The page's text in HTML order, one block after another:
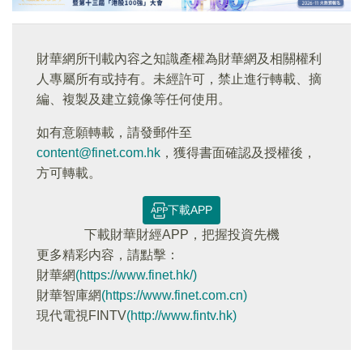
財華網所刊載內容之知識產權為財華網及相關權利
人專屬所有或持有。未經許可，禁止進行轉載、摘
編、複製及建立鏡像等任何使用。
如有意願轉載，請發郵件至
content@finet.com.hk ，獲得書面確認及授權後，
方可轉載。
下載APP
下載財華財經APP，把握投資先機
更多精彩内容，請點擊：
財華網(https://www.finet.hk/)
財華智庫網(https://www.finet.com.cn)
現代電視FINTV(http://www.fintv.hk)